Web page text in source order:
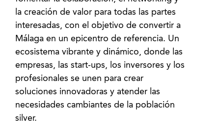
la creación de valor para todas las partes
interesadas, con el objetivo de convertir a
Málaga en un epicentro de referencia. Un
ecosistema vibrante y dinámico, donde las
empresas, las start-ups, los inversores y los
profesionales se unen para crear
soluciones innovadoras y atender las
necesidades cambiantes de la población
silver.